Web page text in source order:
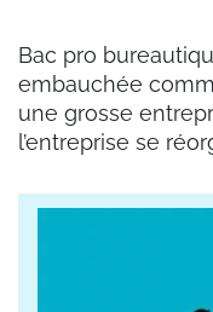
Bac pro
embauchée
une grosse
l’entreprise se